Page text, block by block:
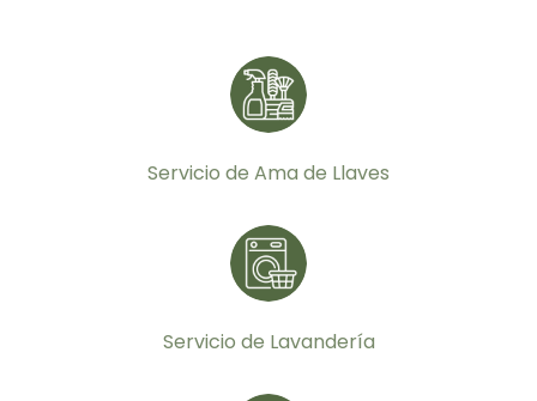
Servicio de Ama de Llaves
Servicio de Lavandería